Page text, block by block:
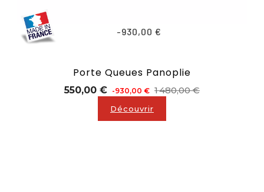
-930,00 €
Porte Queues Panoplie
550,00 € Prix
de
base
-930,00 € 1 480,00 €Prix
Découvrir